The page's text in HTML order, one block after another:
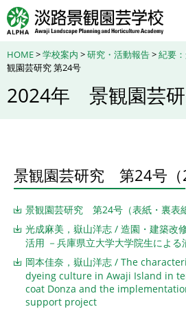
HOME>学校案内 >研究・活動報告>紀要
観園芸研究 第24号
2024年 景観園芸
景観園芸研究 第24号（
景観園芸研究 第24号（表紙・裏表
光成麻美，嶽山洋志 / 造園・建築改
活用 －兵庫県立大学大学院生による
岡本佳奈，嶽山洋志 / The
dyeing culture in Awaji Island in
coat Donza and the
support project